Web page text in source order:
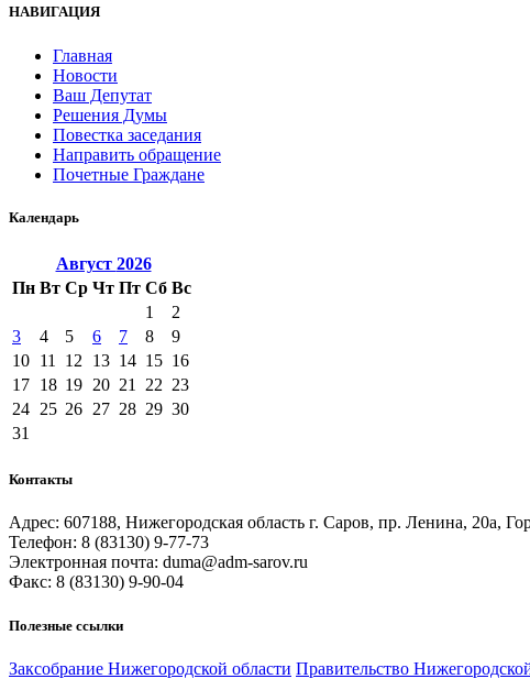
НАВИГАЦИЯ
Главная
Новости
Ваш Депутат
Решения Думы
Повестка заседания
Направить обращение
Почетные Граждане
Календарь
Август 2026
Пн Вт Ср Чт Пт Сб Вс
1
2
3
4 5 6 7 8
9
10 11 12 13 14 15 16
17 18 19 20 21 22 23
24 25 26 27 28 29 30
31
Контакты
Адрес: 607188, Нижегородская область г. Саров, пр. Ленина, 20а,
Телефон: 8 (83130) 9-77-73
Электронная почта: duma@adm-sarov.ru
Факс: 8 (83130) 9-90-04
Полезные ссылки
Закcобрание Нижегородской области Правительство